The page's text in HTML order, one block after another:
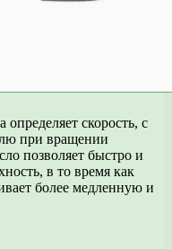
скорость, с
при вращении
позволяет быстро и
в то время как
более медленную и